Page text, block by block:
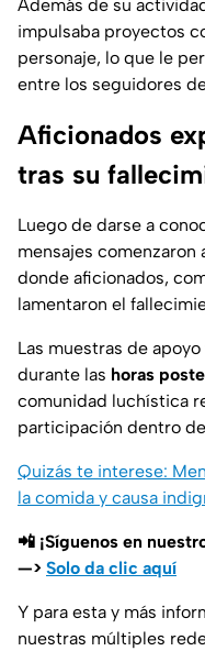
Además de su
impulsaba proyectos
personaje, lo que le
entre los seguidores
Aficionados
tras su
Luego de darse a
mensajes comenzaron
donde aficionados,
lamentaron el
Las muestras de
durante las horas
comunidad luchística
participación dentro
Quizás te interese:
la comida y causa
📲 ¡Síguenos en
—> Solo da clic aquí
Y para esta y más
nuestras múltiples